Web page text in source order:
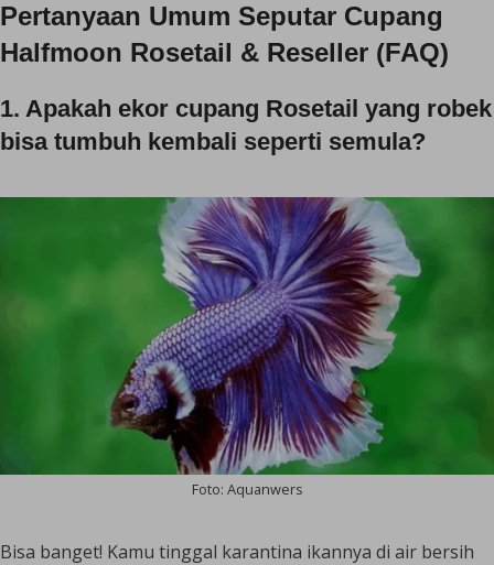
Pertanyaan Umum Seputar Cupang
Halfmoon Rosetail & Reseller (FAQ)
1. Apakah ekor cupang Rosetail yang robek
bisa tumbuh kembali seperti semula?
Foto: Aquanwers
Bisa banget! Kamu tinggal karantina ikannya di air bersih